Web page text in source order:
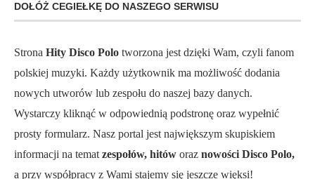
DOŁÓŻ CEGIEŁKĘ DO NASZEGO SERWISU
Strona Hity Disco Polo tworzona jest dzięki Wam, czyli fanom
polskiej muzyki. Każdy użytkownik ma możliwość dodania
nowych utworów lub zespołu do naszej bazy danych.
Wystarczy kliknąć w odpowiednią podstronę oraz wypełnić
prosty formularz. Nasz portal jest największym skupiskiem
informacji na temat zespołów, hitów oraz nowości Disco Polo,
a przy współpracy z Wami stajemy się jeszcze więksi!